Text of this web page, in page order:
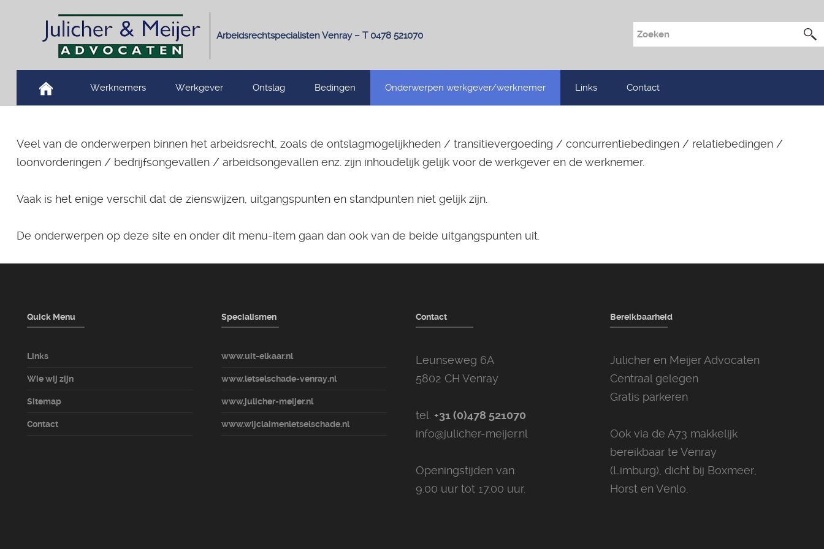
Arbeidsrechtspecialisten Venray – T 0478 521070
Werknemers Werkgever Ontslag Bedingen Onderwerpen werkgever/werknemer Links Contact
Veel van de onderwerpen binnen het arbeidsrecht, zoals de ontslagmogelijkheden / transitievergoeding / concurrentiebedingen / relatiebedingen /
loonvorderingen / bedrijfsongevallen / arbeidsongevallen enz. zijn inhoudelijk gelijk voor de werkgever en de werknemer.
Vaak is het enige verschil dat de zienswijzen, uitgangspunten en standpunten niet gelijk zijn.
De onderwerpen op deze site en onder dit menu-item gaan dan ook van de beide uitgangspunten uit.
Quick Menu
Links
Wie wij zijn
Sitemap
Contact
Specialismen
www.uit-elkaar.nl
www.letselschade-venray.nl
www.julicher-meijer.nl
www.wijclaimenletselschade.nl
Contact
Leunseweg 6A
5802 CH Venray
tel. +31 (0)478 521070
info@julicher-meijer.nl
Openingstijden van:
9.00 uur tot 17.00 uur.
Bereikbaarheid
Julicher en Meijer Advocaten
Centraal gelegen
Gratis parkeren
Ook via de A73 makkelijk
bereikbaar te Venray
(Limburg), dicht bij Boxmeer,
Horst en Venlo.